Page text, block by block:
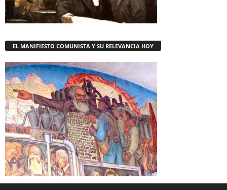
EL MANIFIESTO COMUNISTA Y SU RELEVANCIA HOY